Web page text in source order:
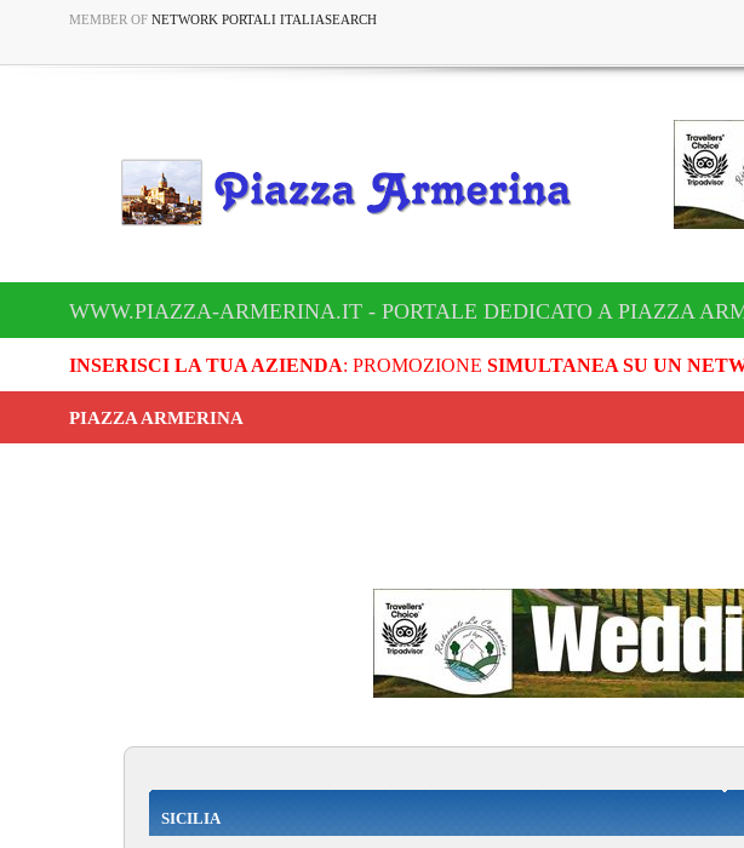
MEMBER OF NETWORK PORTALI ITALIASEARCH
WWW.PIAZZA-ARMERINA.IT - PORTALE DEDICATO A PIAZZA
INSERISCI LA TUA AZIENDA: PROMOZIONE SIMULTANEA SU UN
PIAZZA ARMERINA
SICILIA